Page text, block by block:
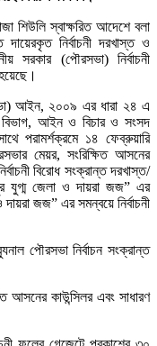
শিউলি স্বাক্ষরিত আদেশে বলা
দায়েরকৃত নির্বাচনী দরখাস্ত ও
সরকার (পৌরসভা) নির্বাচনী
আইন, ২০০৯ এর ধারা ২৪ এ
বিভাগ, আইন ও বিচার ও সংসদ
পরামর্শক্রমে ১৪ ফেব্রুয়ারি
মেয়র, সংরিক্ষিত আসনের
বিরোধ সংক্রান্ত দরখাস্ত/
যুগ্ম জেলা ও দায়রা জজ” এর
জজ” এর সমন্বয়ে নির্বাচনী
পৌরসভা নির্বাচন সংক্রান্ত
আসনের কাউন্সিলর এবং সাধারণ